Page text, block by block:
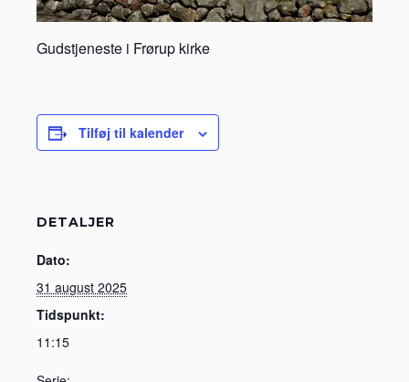
Gudstjeneste i Frørup kirke
Tilføj til kalender
DETALJER
Dato:
31 august 2025
Tidspunkt:
11:15